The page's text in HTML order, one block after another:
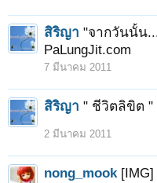
สิริญา "จากวันนั้น
PaLungJit.com
7 มีนาคม 2011
สิริญา " ชีวิตลิขิต
2 มีนาคม 2011
nong_mook [IMG]